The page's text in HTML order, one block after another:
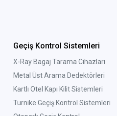
Geçiş Kontrol Sistemleri
X-Ray Bagaj Tarama Cihazları
Metal Üst Arama Dedektörleri
Kartlı Otel Kapı Kilit Sistemleri
Turnike Geçiş Kontrol Sistemleri